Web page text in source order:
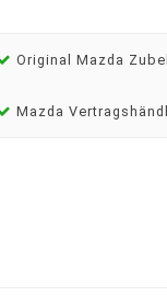
Original Mazda
Mazda